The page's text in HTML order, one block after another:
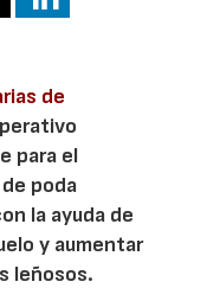
de
para el
poda
la ayuda de
y aumentar
leñosos.